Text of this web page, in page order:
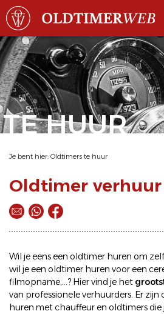
TE HUUR
Je bent hier: Oldtimers te huur
Oldtimer verhuur
Wil je eens een oldtimer huren om
wil je een oldtimer huren voor een
filmopname,...? Hier vind je het
van professionele verhuurders. Er zijn
huren met chauffeur en oldtimers die